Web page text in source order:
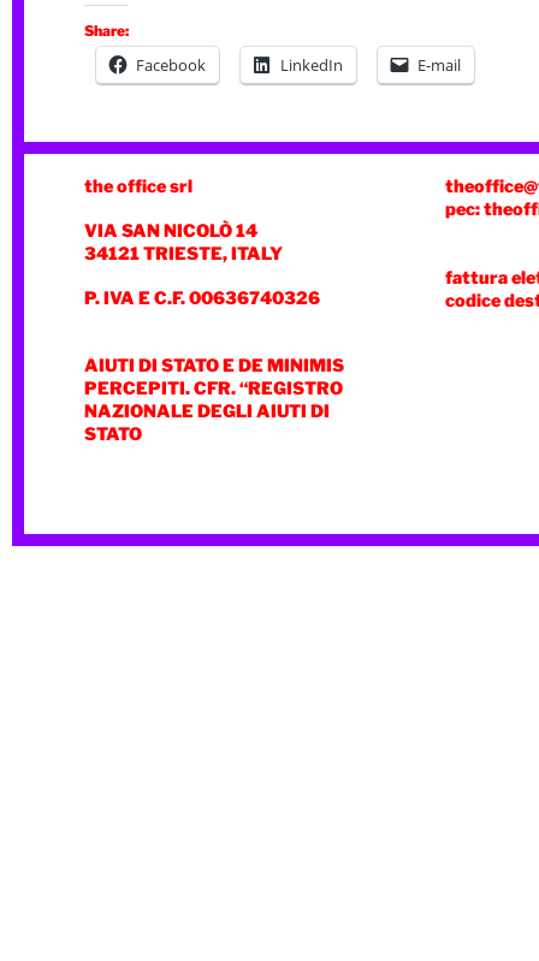
Share:
Facebook LinkedIn E-mail
the office srl
VIA SAN NICOLÒ 14
34121 TRIESTE, ITALY
P. IVA E C.F. 00636740326
AIUTI DI STATO E DE MINIMIS
PERCEPITI. CFR. “REGISTRO
NAZIONALE DEGLI AIUTI DI
STATO
pec:
fattura
codice